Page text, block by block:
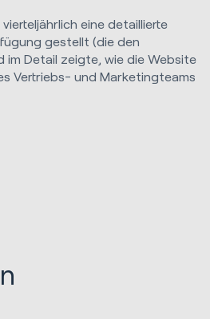
eine detaillierte
gestellt (die den
im Detail zeigte, wie die Website
Vertriebs- und Marketingteams